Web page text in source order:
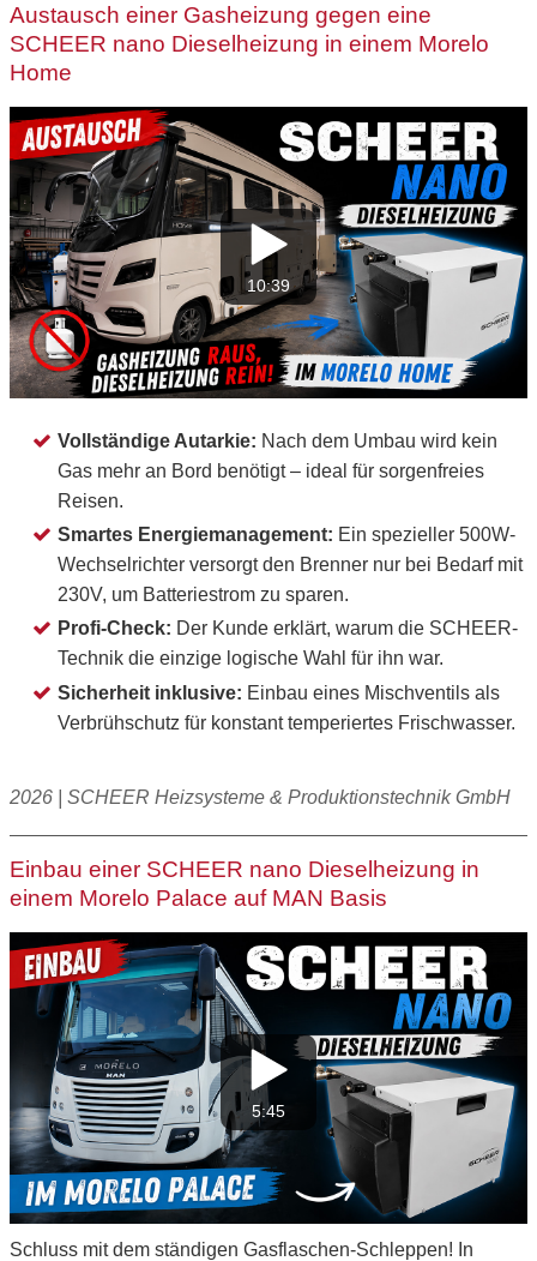
Austausch einer Gasheizung gegen eine
SCHEER nano Dieselheizung in einem Morelo
Home
10:39
Vollständige Autarkie: Nach dem Umbau wird kein
Gas mehr an Bord benötigt – ideal für sorgenfreies
Reisen.
Smartes Energiemanagement: Ein spezieller 500W-
Wechselrichter versorgt den Brenner nur bei Bedarf mit
230V, um Batteriestrom zu sparen.
Profi-Check: Der Kunde erklärt, warum die SCHEER-
Technik die einzige logische Wahl für ihn war.
Sicherheit inklusive: Einbau eines Mischventils als
Verbrühschutz für konstant temperiertes Frischwasser.
2026 | SCHEER Heizsysteme & Produktionstechnik GmbH
Einbau einer SCHEER nano Dieselheizung in
einem Morelo Palace auf MAN Basis
5:45
Schluss mit dem ständigen Gasflaschen-Schleppen! In